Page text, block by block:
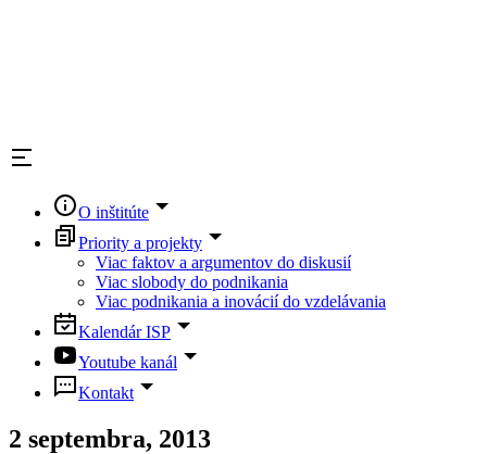
O inštitúte
Priority a projekty
Viac faktov a argumentov do diskusií
Viac slobody do podnikania
Viac podnikania a inovácií do vzdelávania
Kalendár ISP
Youtube kanál
Kontakt
2 septembra, 2013